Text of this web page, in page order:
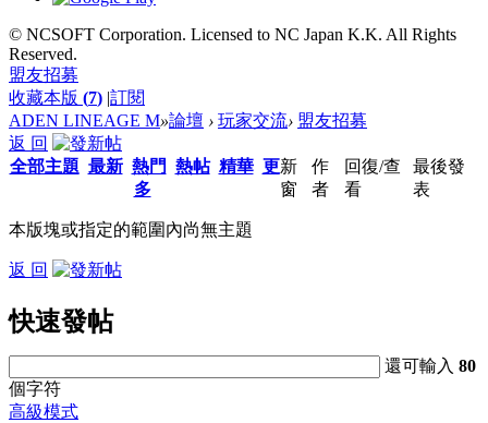
© NCSOFT Corporation. Licensed to NC Japan K.K. All Rights
Reserved.
盟友招募
收藏本版 (7) |訂閱
ADEN LINEAGE M»論壇 › 玩家交流› 盟友招募
返 回
全部主題 最新 熱門 熱帖 精華 更
多
新
窗
作
者
回復/查
看
最後發
表
本版塊或指定的範圍內尚無主題
返 回
快速發帖
還可輸入80
個字符
高級模式